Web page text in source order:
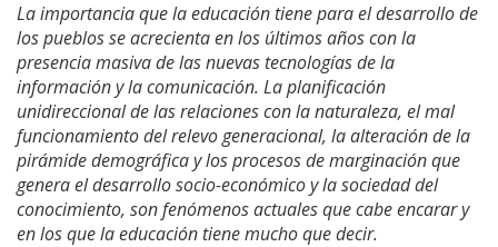
La importancia que la educación tiene para el desarrollo de
los pueblos se acrecienta en los últimos años con la
presencia masiva de las nuevas tecnologías de la
información y la comunicación. La planificación
unidireccional de las relaciones con la naturaleza, el mal
funcionamiento del relevo generacional, la alteración de la
pirámide demográfica y los procesos de marginación que
genera el desarrollo socio-económico y la sociedad del
conocimiento, son fenómenos actuales que cabe encarar y
en los que la educación tiene mucho que decir.